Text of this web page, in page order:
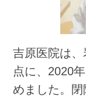
吉原医院は
点に、2020
めました。